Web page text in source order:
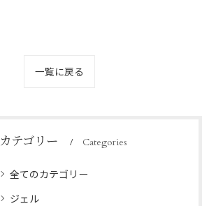
一覧に戻る
カテゴリー Categories
全てのカテゴリー
ジェル